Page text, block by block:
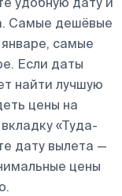
Самые дешёвые
самые
Если даты
найти лучшую
цены на
«Туда-
дату вылета —
цены